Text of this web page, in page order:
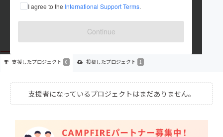
I agree to the International Support Terms.
Continue
在住国：日本 現在地：埼玉県
出身国：日本 出身地：埼玉県
支援したプロジェクト 0 投稿したプロジェクト 1
支援者になっているプロジェクトはまだありません。